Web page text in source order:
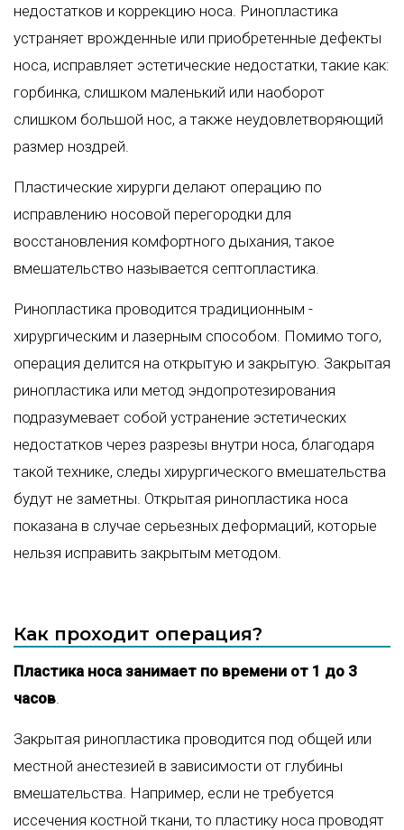
недостатков и коррекцию носа. Ринопластика
устраняет врожденные или приобретенные дефекты
носа, исправляет эстетические недостатки, такие как:
горбинка, слишком маленький или наоборот
слишком большой нос, а также неудовлетворяющий
размер ноздрей.
Пластические хирурги делают операцию по
исправлению носовой перегородки для
восстановления комфортного дыхания, такое
вмешательство называется септопластика.
Ринопластика проводится традиционным -
хирургическим и лазерным способом. Помимо того,
операция делится на открытую и закрытую. Закрытая
ринопластика или метод эндопротезирования
подразумевает собой устранение эстетических
недостатков через разрезы внутри носа, благодаря
такой технике, следы хирургического вмешательства
будут не заметны. Открытая ринопластика носа
показана в случае серьезных деформаций, которые
нельзя исправить закрытым методом.
Как проходит операция?
Пластика носа занимает по времени от 1 до 3
часов
Закрытая ринопластика проводится под общей или
местной анестезией в зависимости от глубины
вмешательства. Например, если не требуется
иссечения костной ткани, то пластику носа проводят